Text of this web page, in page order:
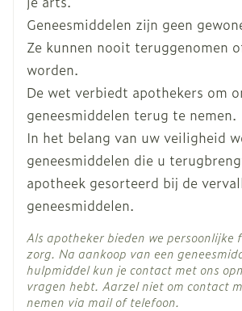
Hoeveelheid
Verpakking
16
Actieve
Ingrediënten
Behoud
25°C)
Geneesmiddelen zijn geen
Ze kunnen nooit teruggenomen
worden.
De wet verbiedt apothekers om
geneesmiddelen terug te nemen.
In het belang van uw veiligheid
geneesmiddelen die u
apotheek gesorteerd bij de
geneesmiddelen.
Als apotheker bieden we persoonlijke
zorg. Na aankoop van een
hulpmiddel kun je contact met ons
vragen hebt. Aarzel niet om contact
nemen via mail of telefoon.